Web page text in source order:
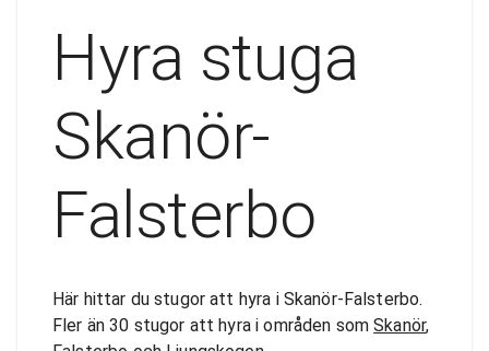
Hyra stuga
Skanör-
Falsterbo
Här hittar du stugor att hyra i Skanör-Falsterbo.
Fler än 30 stugor att hyra i områden somSkanör,